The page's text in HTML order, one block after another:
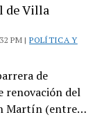
de Villa
PM |POLÍTICA Y
de
renovación del
Martín (entre…